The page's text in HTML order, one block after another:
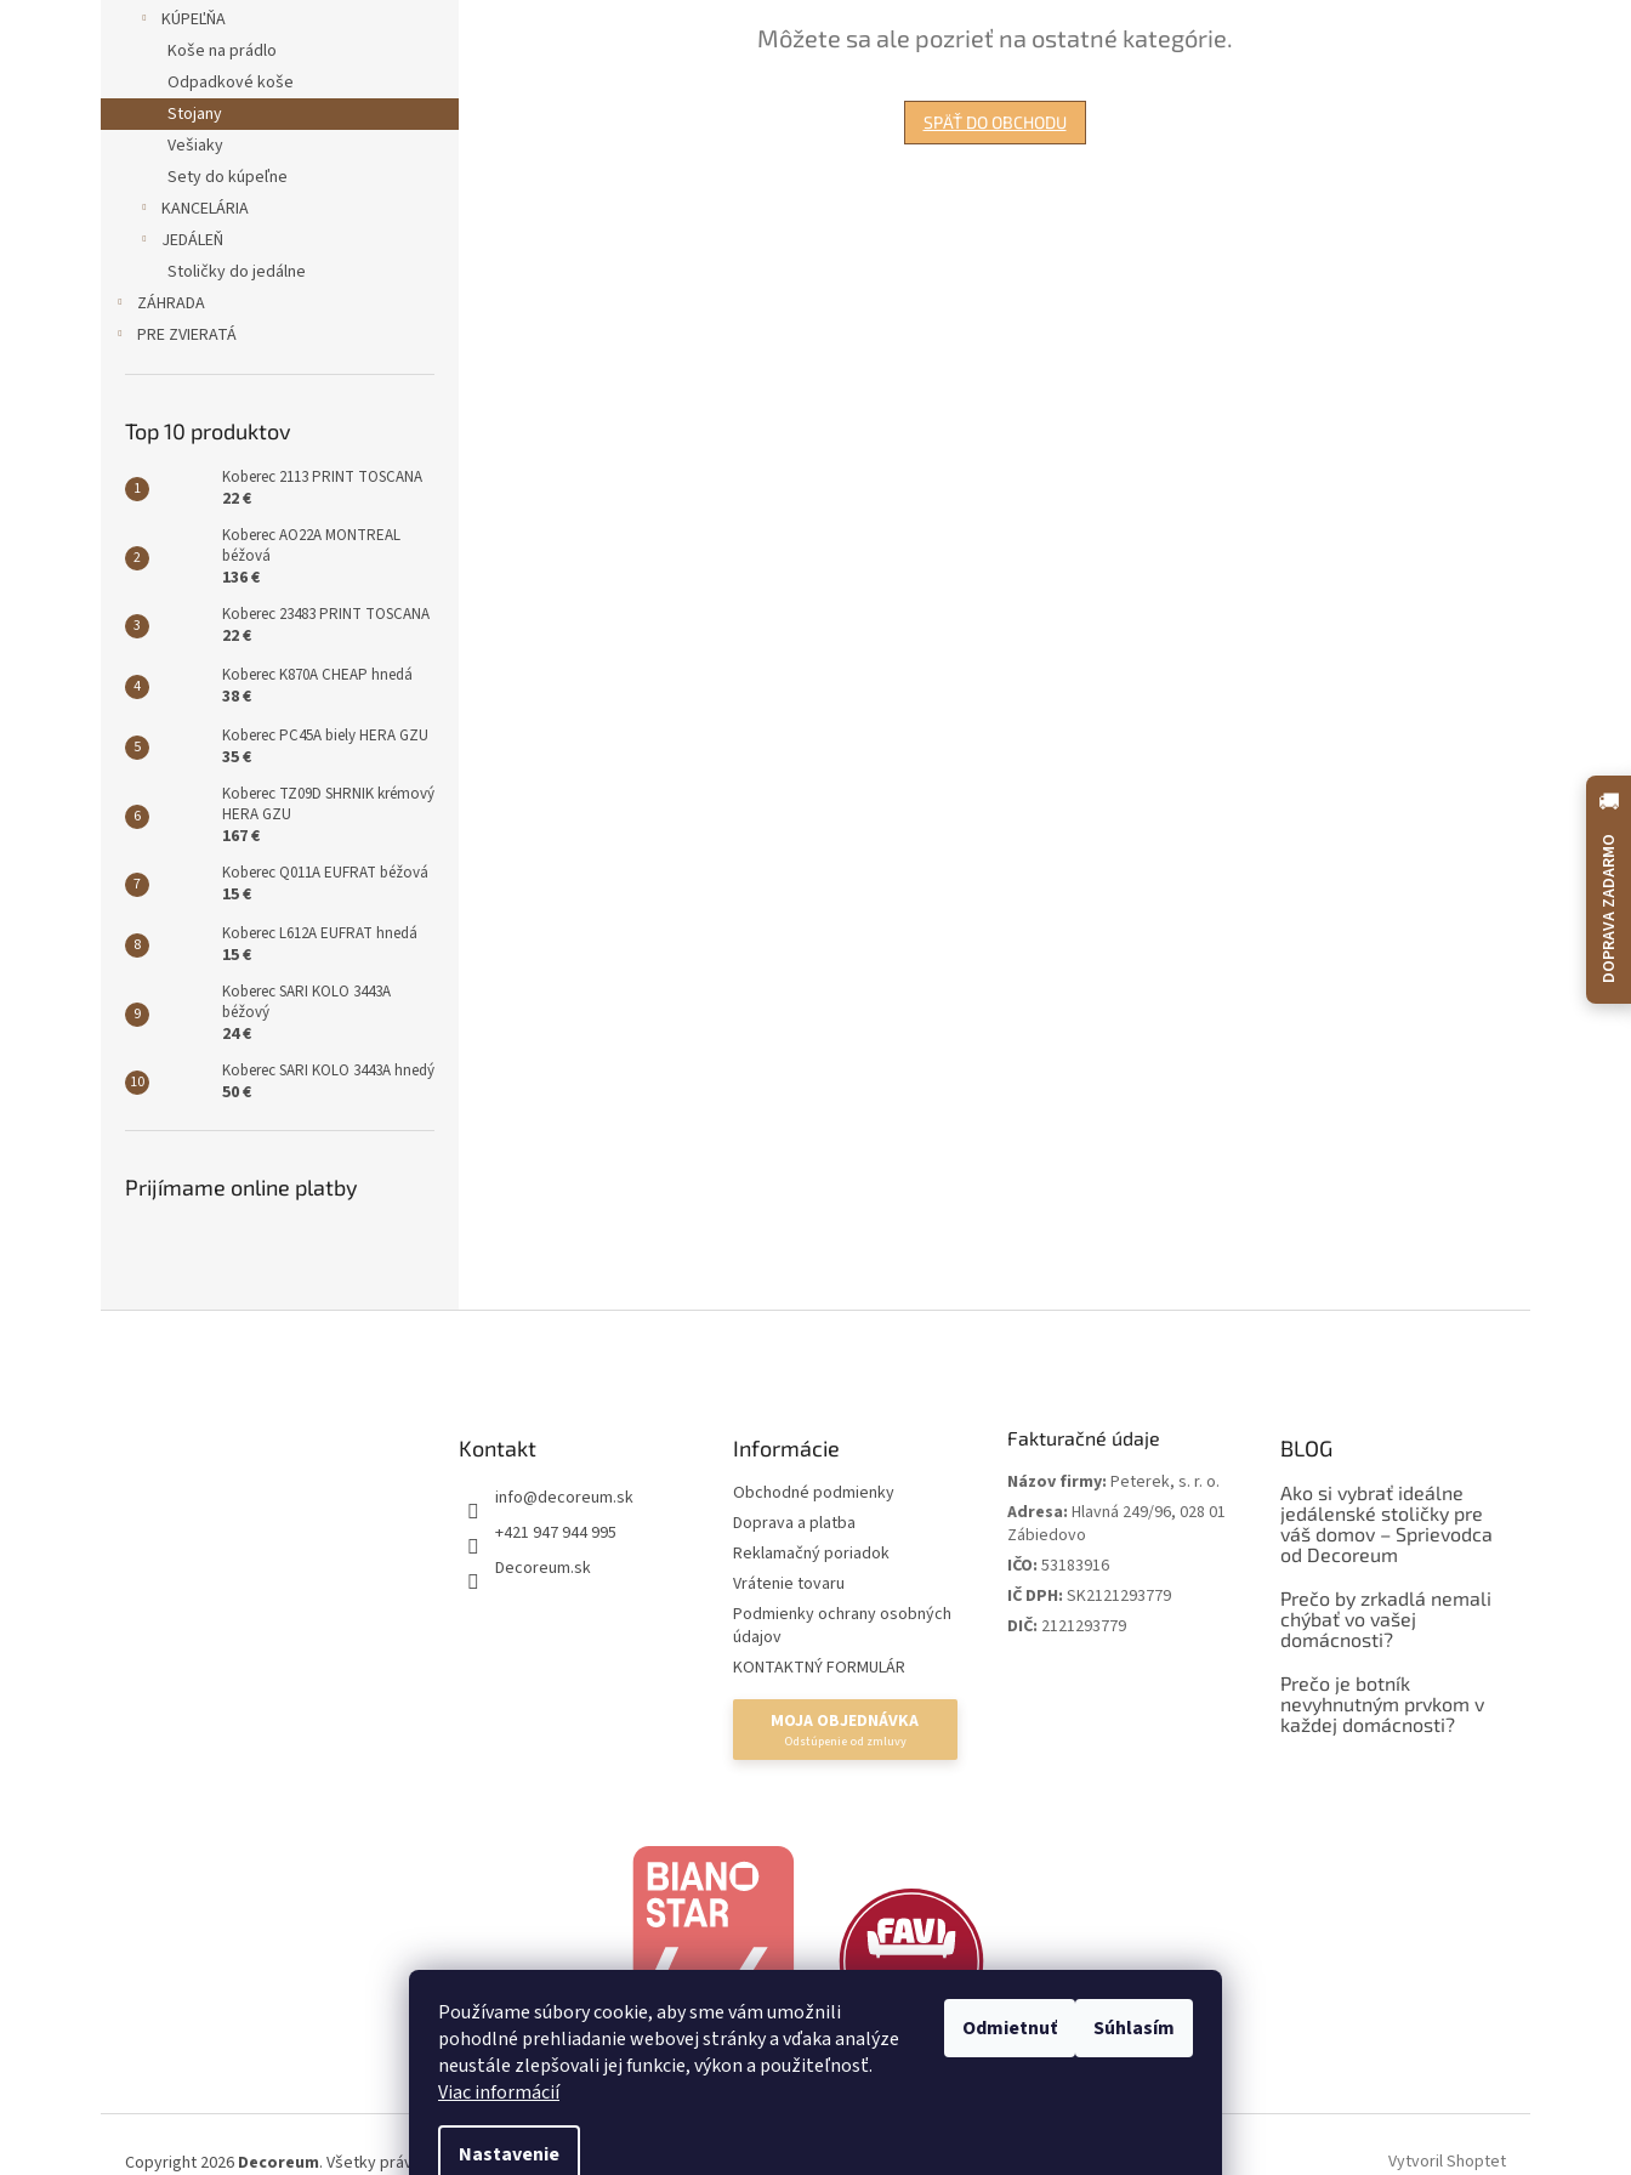
Používame súbory cookie, aby sme vám umožnili
pohodlné prehliadanie webovej stránky a vďaka analýze
neustále zlepšovali jej funkcie, výkon a použiteľnosť.
Viac informácií
Nastavenie
Odmietnuť Súhlasím
KÚPEĽŇA
Koše na prádlo
Odpadkové koše
Stojany
Vešiaky
Sety do kúpeľne
KANCELÁRIA
JEDÁLEŇ
Stoličky do jedálne
ZÁHRADA
PRE ZVIERATÁ
Top 10 produktov
Koberec 2113 PRINT TOSCANA
22 €
Koberec AO22A MONTREAL
béžová
136 €
Koberec 23483 PRINT TOSCANA
22 €
Koberec K870A CHEAP hnedá
38 €
Koberec PC45A biely HERA GZU
35 €
Koberec TZ09D SHRNIK krémový
HERA GZU
167 €
Koberec Q011A EUFRAT béžová
15 €
Koberec L612A EUFRAT hnedá
15 €
Koberec SARI KOLO 3443A
béžový
24 €
Koberec SARI KOLO 3443A hnedý
50 €
Prijímame online platby
Môžete sa ale pozrieť na ostatné kategórie.
SPÄŤ DO OBCHODU
Kontakt
info@decoreum.sk
+421 947 944 995
Decoreum.sk
Informácie
Obchodné podmienky
Doprava a platba
Reklamačný poriadok
Vrátenie tovaru
Podmienky ochrany osobných
údajov
KONTAKTNÝ FORMULÁR
MOJA OBJEDNÁVKA
Fakturačné údaje
Názov firmy: Peterek, s. r. o.
Adresa: Hlavná 249/96, 028 01
Zábiedovo
IČO: 53183916
IČ DPH: SK2121293779
DIČ: 2121293779
BLOG
Ako si vybrať ideálne
jedálenské stoličky pre
váš domov – Sprievodca
od Decoreum
Prečo by zrkadlá nemali
chýbať vo vašej
domácnosti?
Prečo je botník
nevyhnutným prvkom v
každej domácnosti?
Vytvoril Shoptet
Copyright 2026 Decoreum. Všetky práva vyhradené.
🚚
DOPRAVA ZADARMO